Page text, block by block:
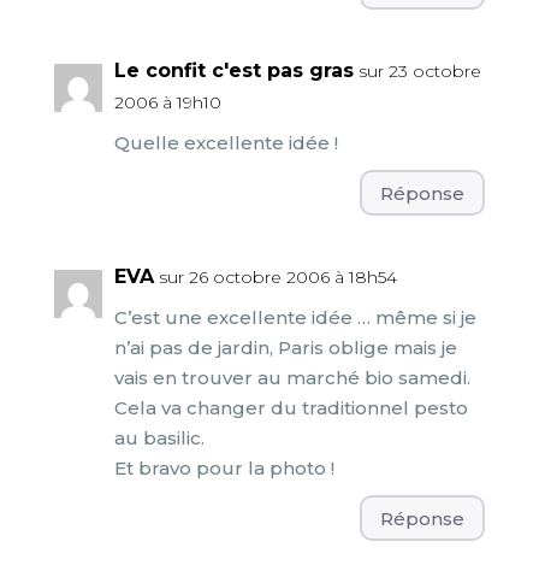
Le confit c'est pas gras sur 23 octobre
2006 à 19h10
Quelle excellente idée !
Réponse
EVA sur 26 octobre 2006 à 18h54
C’est une excellente idée … même si je
n’ai pas de jardin, Paris oblige mais je
vais en trouver au marché bio samedi.
Cela va changer du traditionnel pesto
au basilic.
Et bravo pour la photo !
Réponse